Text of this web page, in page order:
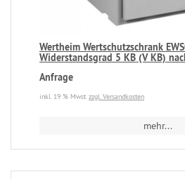
Wertheim Wertschutzschrank
Widerstandsgrad 5 KB (V KB)
Anfrage
inkl. 19 % Mwst. zzgl. Versandkosten
mehr...